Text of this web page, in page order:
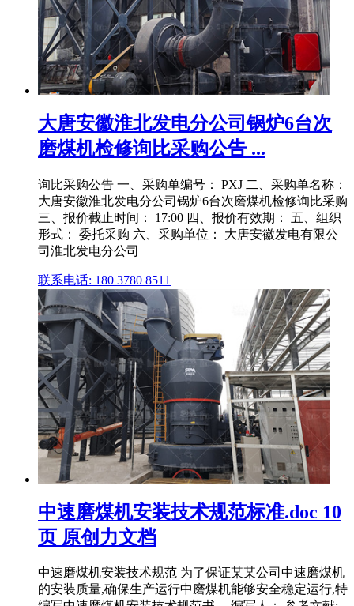
大唐安徽淮北发电分公司锅炉6台次
磨煤机检修询比采购公告 ...
询比采购公告 一、采购单编号： PXJ 二、采购单名称：
大唐安徽淮北发电分公司锅炉6台次磨煤机检修询比采购
三、报价截止时间： 17:00 四、报价有效期： 五、组织
形式： 委托采购 六、采购单位： 大唐安徽发电有限公
司淮北发电分公司
联系电话: 180 3780 8511
中速磨煤机安装技术规范标准.doc 10
页 原创力文档
中速磨煤机安装技术规范 为了保证某某公司中速磨煤机
的安装质量,确保生产运行中磨煤机能够安全稳定运行,特